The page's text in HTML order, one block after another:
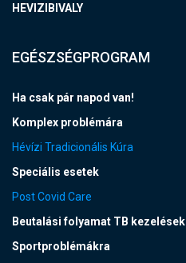
HEVIZIBIVALY
EGÉSZSÉGPROGRAM
Ha csak pár napod van!
Komplex problémára
Hévízi Tradicionális Kúra
Speciális esetek
Post Covid Care
Beutalási folyamat TB kezelések
Sportproblémákra